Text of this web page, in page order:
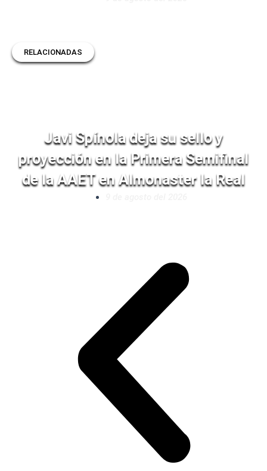
RELACIONADAS
Javi Spínola deja su sello y
proyección en la Primera Semifinal
de la AAET en Almonaster la Real